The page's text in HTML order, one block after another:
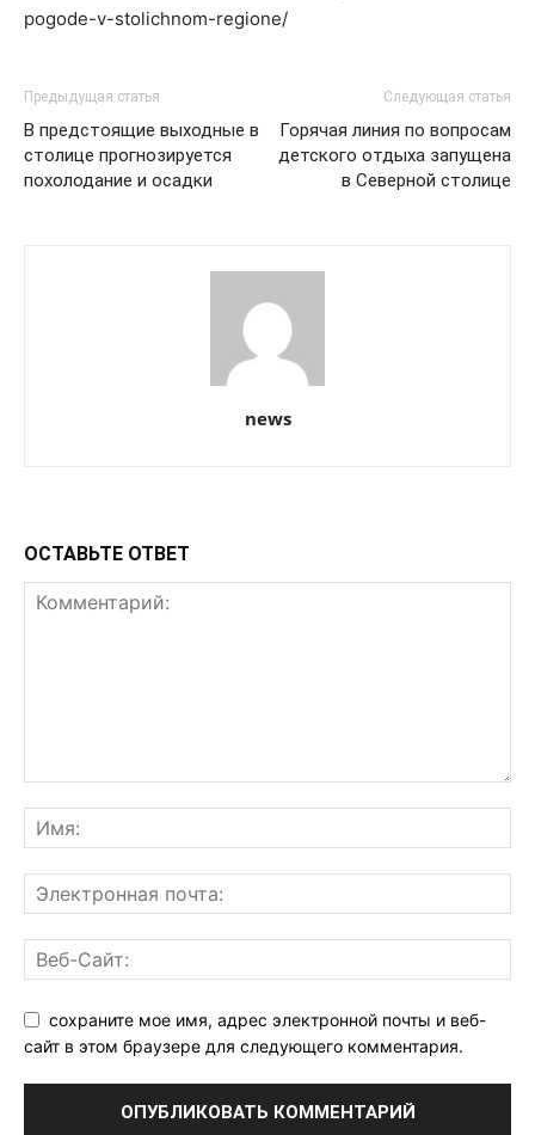
pogode-v-stolichnom-regione/
Предыдущая статья
В предстоящие выходные в
столице прогнозируется
похолодание и осадки
Следующая статья
Горячая линия по вопросам
детского отдыха запущена
в Северной столице
news
ОСТАВЬТЕ ОТВЕТ
сохраните мое имя, адрес электронной почты и веб-
сайт в этом браузере для следующего комментария.